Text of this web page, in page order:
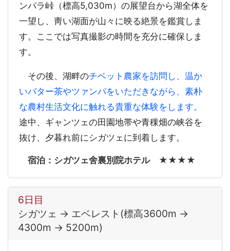
ンパラ峠（標高5,030m）の展望台から湖全体を
一望し、靑い湖面が山々に映る絶景を鑑賞しま
す。ここでは写真撮影の時間を充分に確保しま
す。
その後、湖畔のチベット農家を訪問し、温か
いバター茶やツァンパをいただきながら、素朴
な農村生活文化に触れる貴重な体験をします。
途中、ギャンツェの田園地帯や青稞畑の峡谷を
抜け、夕暮れ前にシガツェに到着します。
宿泊：シガツェ舍裏別院ホテル ★★★★
6日目
シガツェ → エベレスト(標高3600m →
4300m → 5200m)